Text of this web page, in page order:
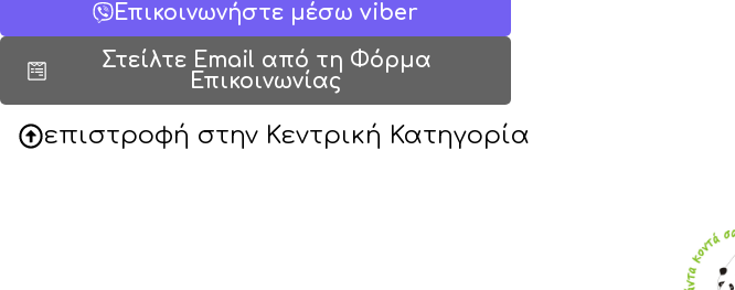
Επικοινωνήστε μέσω viber
Στείλτε Email από τη Φόρμα
Επικοινωνίας
επιστροφή στην Κεντρική Κατηγορία